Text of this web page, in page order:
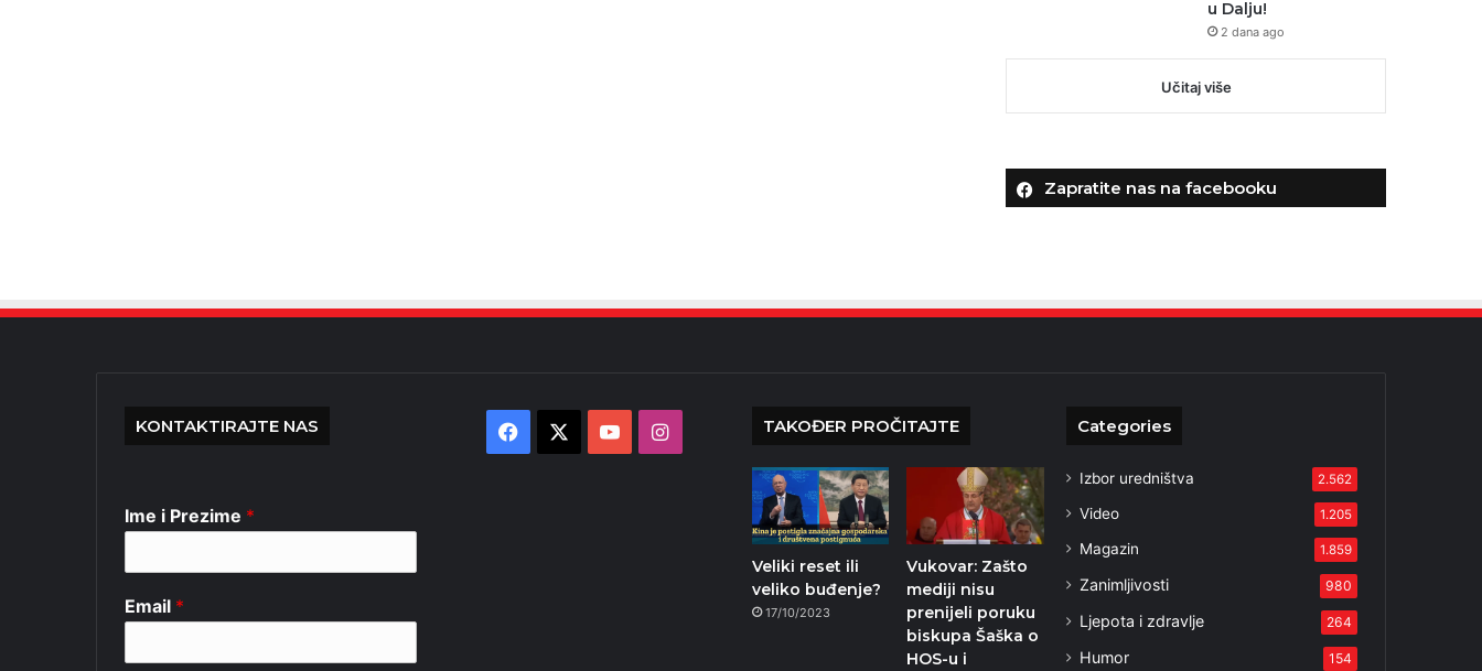
u Dalju!
2 dana ago
Učitaj više
Zapratite nas na facebooku
KONTAKTIRAJTE NAS
Ime i Prezime *
Email *
Facebook YouTubeInstagram TAKOĐER PROČITAJTE
Veliki reset ili
veliko buđenje?
17/10/2023
Vukovar: Zašto
mediji nisu
prenijeli poruku
biskupa Šaška o
HOS-u i
Categories
Izbor uredništva 2.562
Video 1.205
Magazin 1.859
Zanimljivosti 980
Ljepota i zdravlje 264
Humor 154